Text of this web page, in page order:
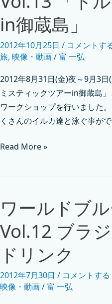
in御蔵島」
2012年10月25日 / コメントす
旅, 映像・動画/富 一弘
2012年8月31日(金)夜～9月3
ミスティックツアーin御蔵島
ワークショップを行いました
くさんのイルカ達と泳ぐ事がで
Read More »
ワールドブ
Vol.12 ブラ
ドリンク
2012年7月30日 / コメントする
映像・動画/富 一弘